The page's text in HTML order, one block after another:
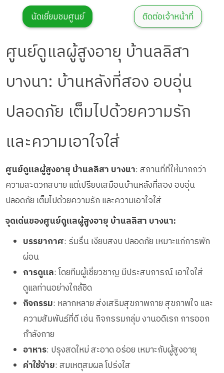
นัดเยี่ยมชมศูนย์ ติดต่อเจ้าหน้าที่
ศูนย์ดูแลผู้สูงอายุ บ้านลลิสา
บางนา: บ้านหลังที่สอง อบอุ่น
ปลอดภัย เต็มไปด้วยความรัก
และความเอาใจใส่
ศูนย์ดูแลผู้สูงอายุ บ้านลลิสา บางนา: สถานที่ที่ให้มากกว่า
ความสะดวกสบาย แต่เปรียบเสมือนบ้านหลังที่สอง อบอุ่น
ปลอดภัย เต็มไปด้วยความรัก และความเอาใจใส่
จุดเด่นของศูนย์ดูแลผู้สูงอายุ บ้านลลิสา บางนา:
บรรยากาศ: ร่มรื่น เงียบสงบ ปลอดภัย เหมาะแก่การพัก
ผ่อน
การดูแล: โดยทีมผู้เชี่ยวชาญ มีประสบการณ์ เอาใจใส่
ดูแลท่านอย่างใกล้ชิด
กิจกรรม: หลากหลาย ส่งเสริมสุขภาพกาย สุขภาพใจ และ
ความสัมพันธ์ที่ดี เช่น กิจกรรมกลุ่ม งานอดิเรก การออก
กำลังกาย
อาหาร: ปรุงสดใหม่ สะอาด อร่อย เหมาะกับผู้สูงอายุ
ค่าใช้จ่าย: สมเหตุสมผล โปร่งใส